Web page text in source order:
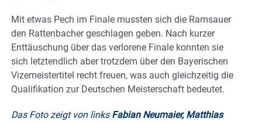
Mit etwas Pech im Finale mussten sich die Ramsauer
den Rattenbacher geschlagen geben. Nach kurzer
Enttäuschung über das verlorene Finale konnten sie
sich letztendlich aber trotzdem über den Bayerischen
Vizemeistertitel recht freuen, was auch gleichzeitig die
Qualifikation zur Deutschen Meisterschaft bedeutet.
Das Foto zeigt von linksFabian Neumaier, Matthias